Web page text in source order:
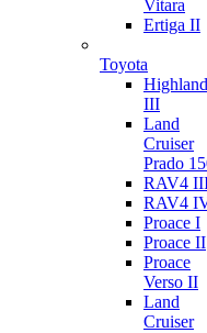
Vitara
Ertiga II
Toyota
III
Land
Cruiser
Prado
RAV4
RAV4
Proace I
Proace II
Proace
Verso II
Land
Cruiser